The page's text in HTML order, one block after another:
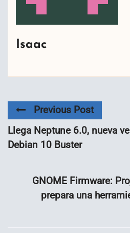
Isaac
Previous Post
Llega Neptune 6.0, nueva
Debian 10 Buster
GNOME Firmware:
prepara una